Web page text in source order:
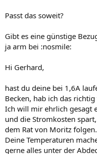
Passt das soweit?
Gibt es eine günstige
ja arm bei :nosmile:
Hi Gerhard,
hast du deine bei 1,6A
Becken, hab ich das
Ich will mir ehrlich gesagt
und die Stromkosten
dem Rat von Moritz folgen.
Deine Temperaturen
gerne alles unter der